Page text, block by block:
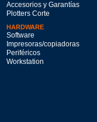
Accesorios y Garantías
Plotters Corte
HARDWARE
Software
Impresoras/copiadoras
Periféricos
Workstation